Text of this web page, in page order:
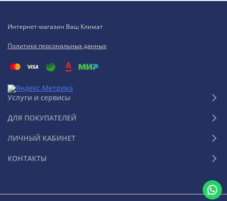
Интернет-магазин Ваш Климат
Политика персональных данных
Услуги и сервисы
ДЛЯ ПОКУПАТЕЛЕЙ
ЛИЧНЫЙ КАБИНЕТ
КОНТАКТЫ